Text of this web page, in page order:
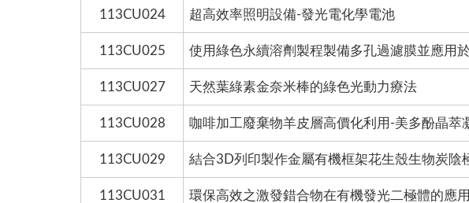
113CU024 超高效率照明設備-發光電化學電池
113CU025 使用綠色永續溶劑製程製備多孔過濾膜並應用
113CU027 天然葉綠素金奈米棒的綠色光動力療法
113CU028 咖啡加工廢棄物羊皮層高價化利用-美多酚晶萃
113CU029 結合3D列印製作金屬有機框架花生殼生物炭
113CU031 環保高效之激發錯合物在有機發光二極體的應用